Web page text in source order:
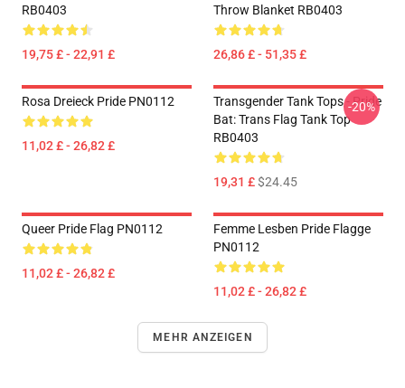
RB0403
19,75 £ - 22,91 £
Throw Blanket RB0403
26,86 £ - 51,35 £
Rosa Dreieck Pride PN0112
11,02 £ - 26,82 £
Transgender Tank Tops - Pride
Bat: Trans Flag Tank Top
RB0403
19,31 £$24.45
-20%
Queer Pride Flag PN0112
11,02 £ - 26,82 £
Femme Lesben Pride Flagge
PN0112
11,02 £ - 26,82 £
MEHR ANZEIGEN